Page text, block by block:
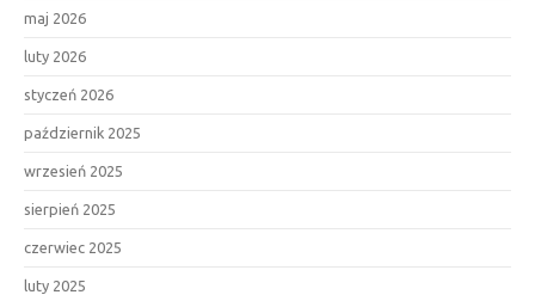
maj 2026
luty 2026
styczeń 2026
październik 2025
wrzesień 2025
sierpień 2025
czerwiec 2025
luty 2025